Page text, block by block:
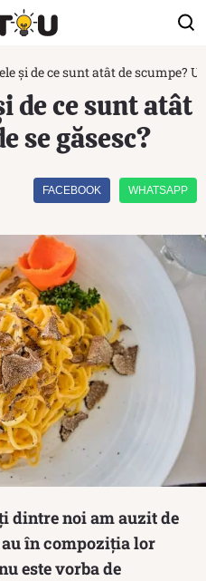
și de ce sunt atât de scumpe?
de ce sunt atât
se găsesc?
FACEBOOK WHATSAPP
dintre noi am auzit de
în compoziția lor
este vorba de